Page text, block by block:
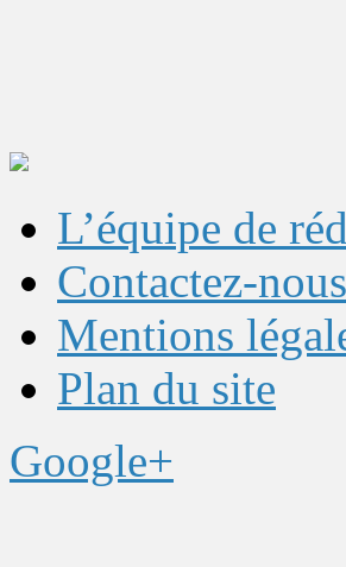
L’équipe de
Contactez-nous
Mentions
Plan du site
Google+